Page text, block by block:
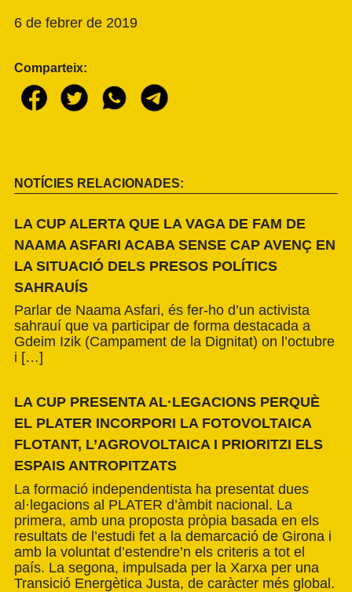
6 de febrer de 2019
Comparteix:
NOTÍCIES RELACIONADES:
LA CUP ALERTA QUE LA VAGA DE FAM DE
NAAMA ASFARI ACABA SENSE CAP AVENÇ EN
LA SITUACIÓ DELS PRESOS POLÍTICS
SAHRAUÍS
Parlar de Naama Asfari, és fer-ho d’un activista
sahrauí que va participar de forma destacada a
Gdeim Izik (Campament de la Dignitat) on l’octubre
i […]
LA CUP PRESENTA AL·LEGACIONS PERQUÈ
EL PLATER INCORPORI LA FOTOVOLTAICA
FLOTANT, L’AGROVOLTAICA I PRIORITZI ELS
ESPAIS ANTROPITZATS
La formació independentista ha presentat dues
al·legacions al PLATER d’àmbit nacional. La
primera, amb una proposta pròpia basada en els
resultats de l’estudi fet a la demarcació de Girona i
amb la voluntat d’estendre’n els criteris a tot el
país. La segona, impulsada per la Xarxa per una
Transició Energètica Justa, de caràcter més global.